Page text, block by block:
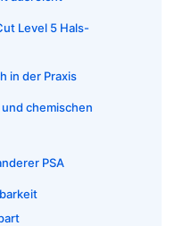
Level 5 Hals-
in der Praxis
chemischen
PSA